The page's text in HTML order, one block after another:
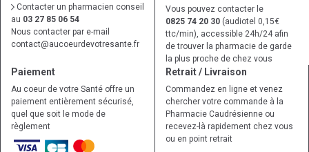
Contacter un pharmacien conseil
au 03 27 85 06 54
Nous contacter par e-mail
contact@aucoeurdevotresante.fr
Vous pouvez contacter le
0825 74 20 30 (audiotel 0,15€
ttc/min), accessible 24h/24 afin
de trouver la pharmacie de garde
la plus proche de chez vous
Paiement
Au coeur de votre Santé offre un
paiement entièrement sécurisé,
quel que soit le mode de
règlement
Retrait / Livraison
Commandez en ligne et venez
chercher votre commande à la
Pharmacie Caudrésienne ou
recevez-là rapidement chez vous
ou en point retrait